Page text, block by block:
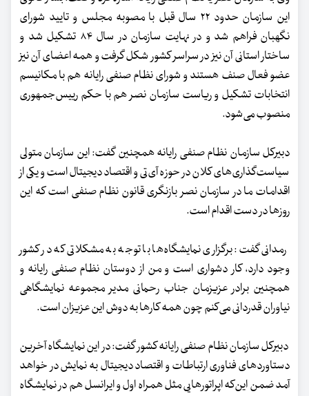
این سازمان حدود ۲۲ سال قبل با مصوبه مجلس و تایید شورای
نگهبان فراهم شد و در نهایت سازمان در سال ۸۴ تشکیل شد و
ساختار استانی آن نیز در سراسر کشور شکل گرفت و همه اعضای آن نیز
عضو فعال صنف هستند و شورای نظام صنفی رایانه هم با مکانیسم
انتخابات تشکیل و ریاست سازمان نصر هم با حکم رییس‌جمهوری
منصوب می‌شود.
دبیرکل سازمان نظام صنفی رایانه همچنین گفت: این سازمان متولی
سیاست‌گذاری‌های کلان در حوزه آی‌تی و اقتصاد دیجیتال است و یکی از
اقدامات ما در سازمان نصر بازنگری قانون نظام صنفی است که این
روزها در دست اقدام است.
رمدانی گفت: برگزاری نمایشگاه‌ها با توجه به مشکلاتی که در کشور
وجود دارد، کار دشواری است و من از دوستان نظام صنفی رایانه و
همچنین برادر عزیزمان جناب رحمانی مدیر مجموعه نمایشگاهی
نیاوران قدردانی می‌کنم چون همه کارها به دوش این عزیزان است.
دبیرکل سازمان نظام صنفی رایانه‌ کشور گفت: در این نمایشگاه آخرین
دستاوردهای فناوری ارتباطات و اقتصاد دیجیتال به نمایش در خواهد
آمد ضمن این‌که اپراتورهایی مثل همراه اول و ایرانسل هم در نمایشگاه